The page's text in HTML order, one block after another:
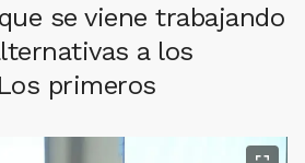
se viene trabajando
a los
primeros